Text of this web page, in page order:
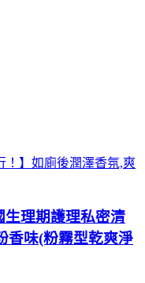
！】如廁後潤澤香氛,爽
生理期護理私密清
香味(粉霧型乾爽淨